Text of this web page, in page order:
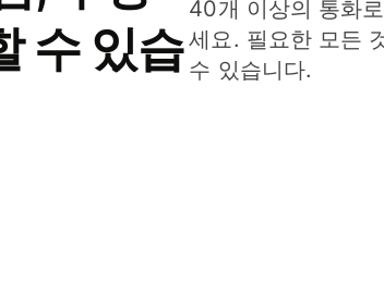
수 있습
40개 이상의 통화
세요. 필요한 모든
수 있습니다.